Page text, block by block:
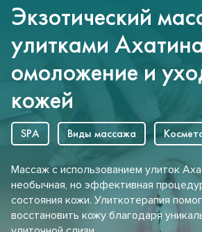
Экзотический
улитками
омоложение и
кожей
SPA Виды массажа
Массаж с использованием улиток
необычная, но эффективная
состояния кожи. Улиткотерапия
восстановить кожу благодаря